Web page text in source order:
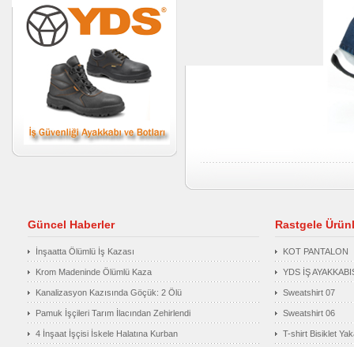
Güncel Haberler
İnşaatta Ölümlü İş Kazası
Krom Madeninde Ölümlü Kaza
Kanalizasyon Kazısında Göçük: 2 Ölü
Pamuk İşçileri Tarım İlacından Zehirlendi
4 İnşaat İşçisi İskele Halatına Kurban
Rastgele
KOT PANTALON
YDS İŞ
Sweatshirt 07
Sweatshirt 06
T-shirt Bisiklet